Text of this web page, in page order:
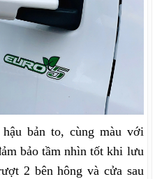
bản to, cùng màu với
bảo tầm nhìn tốt khi lưu
2 bên hông và cửa sau